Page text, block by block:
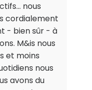
nous
cordialement
- bien sûr - à
M&is nous
et moins
nous
avons du